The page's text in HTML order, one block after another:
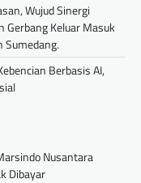
Wujud Sinergi
Gerbang Keluar Masuk
Sumedang.
Berbasis AI,
Nusantara
Dibayar